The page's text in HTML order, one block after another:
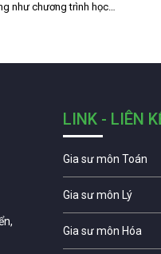
như chương trình học…
LINK - LIÊN
Gia sư môn Toán
Gia sư môn Lý
Gia sư môn Hóa